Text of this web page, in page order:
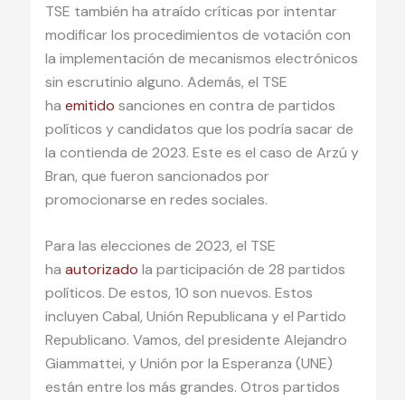
TSE también ha atraído críticas por intentar
modificar los procedimientos de votación con
la implementación de mecanismos electrónicos
sin escrutinio alguno. Además, el TSE
ha emitido sanciones en contra de partidos
políticos y candidatos que los podría sacar de
la contienda de 2023. Este es el caso de Arzú y
Bran, que fueron sancionados por
promocionarse en redes sociales.
Para las elecciones de 2023, el TSE
ha autorizado la participación de 28 partidos
políticos. De estos, 10 son nuevos. Estos
incluyen Cabal, Unión Republicana y el Partido
Republicano. Vamos, del presidente Alejandro
Giammattei, y Unión por la Esperanza (UNE)
están entre los más grandes. Otros partidos